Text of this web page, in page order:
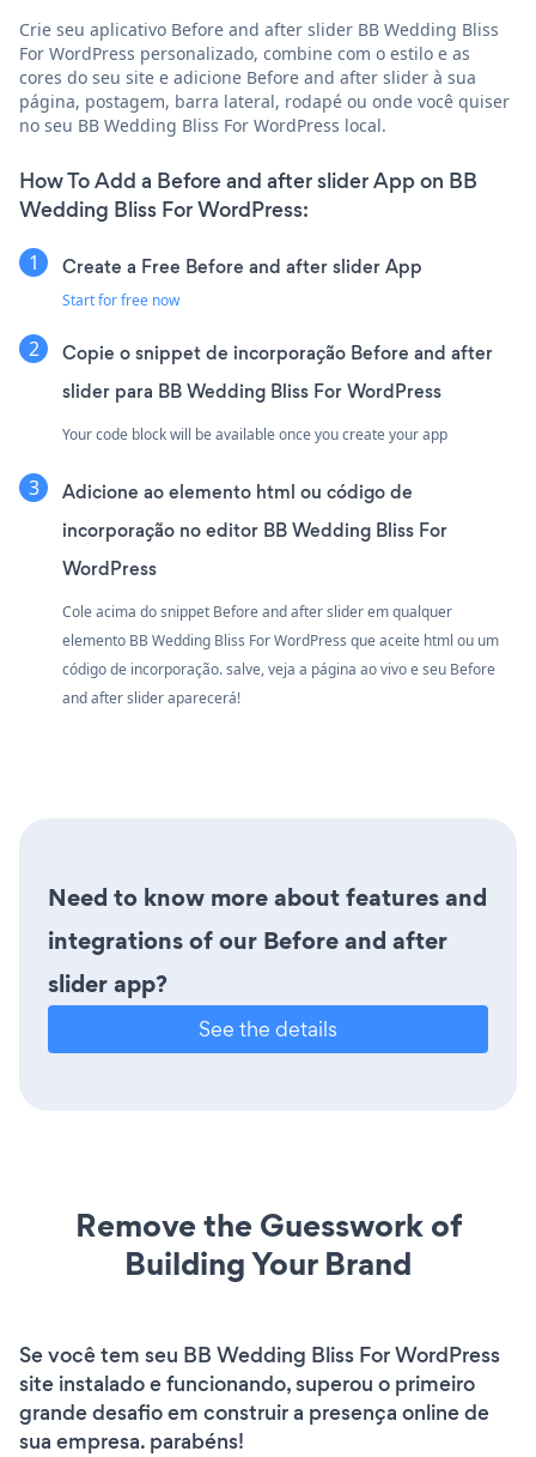
Crie seu aplicativo Before and after slider BB Wedding Bliss
For WordPress personalizado, combine com o estilo e as
cores do seu site e adicione Before and after slider à sua
página, postagem, barra lateral, rodapé ou onde você quiser
no seu BB Wedding Bliss For WordPress local.
How To Add a Before and after slider App on BB
Wedding Bliss For WordPress:
Create a Free Before and after slider App
Start for free now
Copie o snippet de incorporação Before and after
slider para BB Wedding Bliss For WordPress
Your code block will be available once you create your app
Adicione ao elemento html ou código de
incorporação no editor BB Wedding Bliss For
WordPress
Cole acima do snippet Before and after slider em qualquer
elemento BB Wedding Bliss For WordPress que aceite html ou um
código de incorporação. salve, veja a página ao vivo e seu Before
and after slider aparecerá!
Need to know more about features and
integrations of our Before and after
slider app?
See the details
Remove the Guesswork of
Building Your Brand
Se você tem seu BB Wedding Bliss For WordPress
site instalado e funcionando, superou o primeiro
grande desafio em construir a presença online de
sua empresa. parabéns!